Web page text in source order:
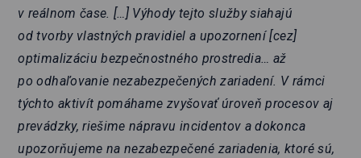
v reálnom čase. […] Výhody tejto služby siahajú
od tvorby vlastných pravidiel a upozornení [cez]
optimalizáciu bezpečnostného prostredia… až
po odhaľovanie nezabezpečených zariadení. V rámci
týchto aktivít pomáhame zvyšovať úroveň procesov aj
prevádzky, riešime nápravu incidentov a dokonca
upozorňujeme na nezabezpečené zariadenia, ktoré sú,